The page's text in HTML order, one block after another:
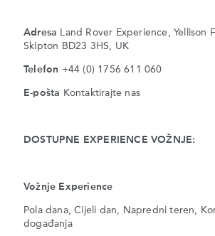
Adresa
Land Rover Experience, Yellison
Skipton BD23 3HS, UK
Telefon +44 (0) 1756 611 060
E-pošta Kontaktirajte nas
DOSTUPNE EXPERIENCE VOŽNJE:
Vožnje Experience
Pola dana, Cijeli dan, Napredni teren,
događanja